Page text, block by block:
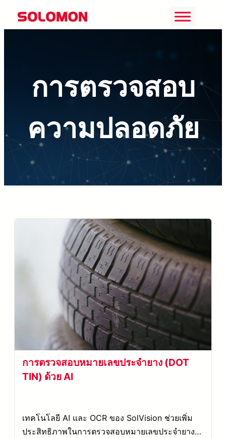
ข้าม
ไป
การตรวจสอบ
ความปลอดภัย
การตรวจสอบหมายเลขประจำยาง (DOT
TIN) ด้วย AI
เทคโนโลยี AI และ OCR ของ SolVision ช่วยเพิ่ม
ประสิทธิภาพในการตรวจสอบหมายเลขประจำยาง